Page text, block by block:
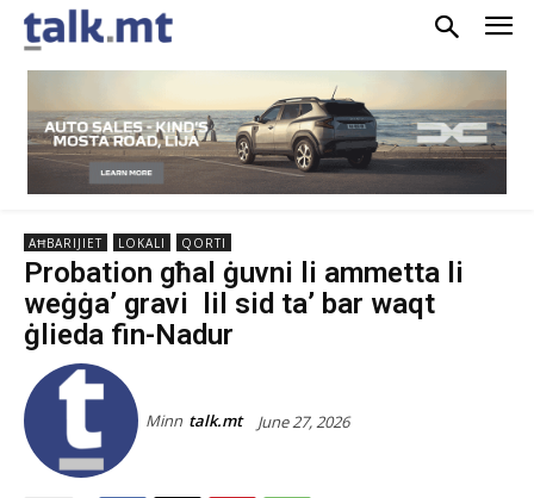
AĦBARIJIET LOKALI QORTI
Probation għal ġuvni li ammetta li
weġġa’ gravi lil sid ta’ bar waqt
ġlieda fin-Nadur
Minn talk.mt June 27, 2026